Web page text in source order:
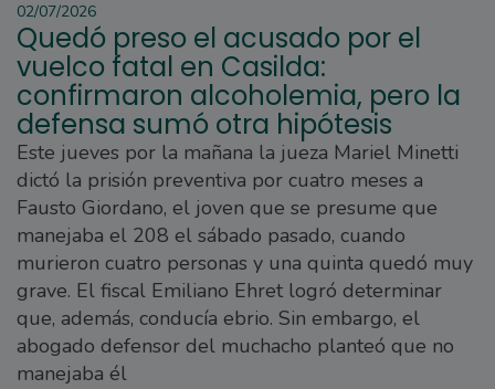
02/07/2026
Quedó preso el acusado por el
vuelco fatal en Casilda:
confirmaron alcoholemia, pero la
defensa sumó otra hipótesis
Este jueves por la mañana la jueza Mariel Minetti
dictó la prisión preventiva por cuatro meses a
Fausto Giordano, el joven que se presume que
manejaba el 208 el sábado pasado, cuando
murieron cuatro personas y una quinta quedó muy
grave. El fiscal Emiliano Ehret logró determinar
que, además, conducía ebrio. Sin embargo, el
abogado defensor del muchacho planteó que no
manejaba él